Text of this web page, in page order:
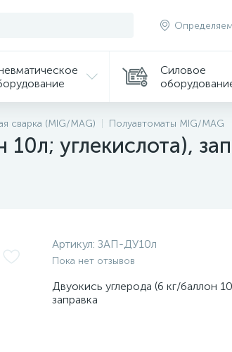
Силовое
сварка (MIG/MAG) Полуавтоматы MIG/MAG
углекислота),
Артикул: ЗАП-ДУ10л
Пока нет отзывов
Двуокись углерода (6 кг/баллон
заправка